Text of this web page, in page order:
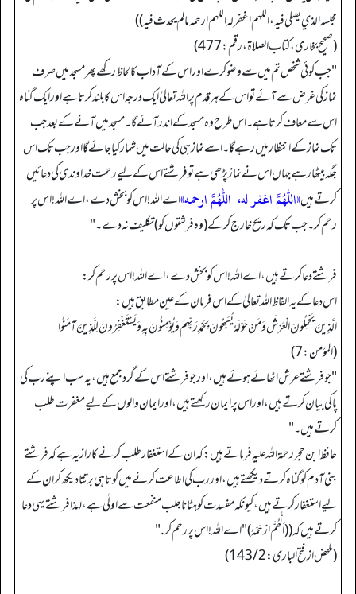
مجلسه الذي يصلي فيه، اللهم اغفر له اللهم ارحمه ما لم يحدث فيه))
(صحیح بخاری، کتاب الصلاة، رقم: 477)
"جب کوئی شخص تم میں سے وضو کرے اور اس کے آداب کا لحاظ رکھے پھر مسجد میں صرف
نماز کی غرض سے آئے تو اس کے ہر قدم پر اللہ تعالیٰ ایک درجہ اس کا بلند کرتا ہے اور ایک گناہ
اس سے معاف کرتا ہے۔ اس طرح وہ مسجد کے اندر آئے گا۔ مسجد میں آنے کے بعد جب
تک نماز کے انتظار میں رہے گا۔ اسے نماز ہی کی حالت میں شمار کیا جائے گا اور جب تک اس
جگہ بیٹھا رہے جہاں اس نے نماز پڑھی ہے تو فرشتے اس کے لیے رحمت خداوندی کی دعائیں
کرتے ہیں«اللهم اغفر له، ‏‏‏‏ ‏‏‏‏اللهم ارحمه»اے اللہ! اس کو بخش دے، اے اللہ! اس پر
رحم کر۔ جب تک کہ ریح خارج کر کے (وہ فرشتوں کو) تکلیف نہ دے۔ "
فرشتے دعا کرتے ہیں، اے الله! اس کو بخش دے، اے الله! اس پر رحم کر:
اس دعا کے یہ الفاظ الله تعالیٰ کے اس فرمان کے عین مطابق ہیں:
الَّذِينَ يَحْمِلُونَ الْعَرْشَ وَمَنْ حَوْلَهُ يُسَبِّحُونَ بِحَمْدِ رَبِّهِمْ وَيُؤْمِنُونَ بِهِ وَيَسْتَغْفِرُونَ لِلَّذِينَ آمَنُوا
(المؤمن: 7)
"جو فرشتے عرش اٹھائے ہوئے ہیں، اور جو فرشتے اس کے گرد جمع ہیں، یہ سب اپنے رب کی
پاکی بیان کرتے ہیں، اور اس پر ایمان رکھتے ہیں، اور ایمان والوں کے لیے مغفرت طلب
کرتے ہیں۔ "
حافظ ابن حجر رحمة الله عليه فرماتے ہیں: کہ ان کے استغفار طلب کرنے کا راز یہ ہے کہ فرشتے
بنی آدم کو گناہ کرتے دیکھتے ہیں، اور رب کی اطاعت کرنے میں کوتاہی برتتا دیکھ کر ان کے
لیے استغفار کرتے ہیں، کیونکہ مفسدت کو ہٹانا جلب منفعت سے اولٰی ہے، لہذا فرشتے یہی دعا
کرتے ہیں کہ ((اَلّٰھُمَّ ارْحَمْهُ) "اے الله! اس پر رحم کر."
(ملحض از فتح الباری: 143/2)